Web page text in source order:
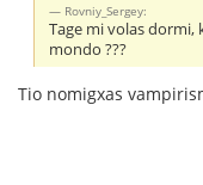
Rovniy_Sergey:
Tage mi volas dormi,
mondo ???
Tio nomigxas